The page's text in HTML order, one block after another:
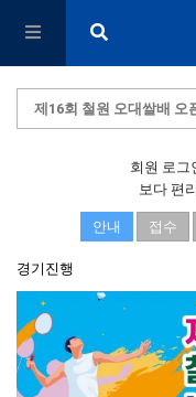
제16회 철원 오대쌀배 오
회원 로그
보다 편
안내 접수
경기진행